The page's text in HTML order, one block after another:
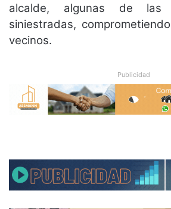
alcalde, algunas de las
siniestradas,
vecinos.
Publicidad